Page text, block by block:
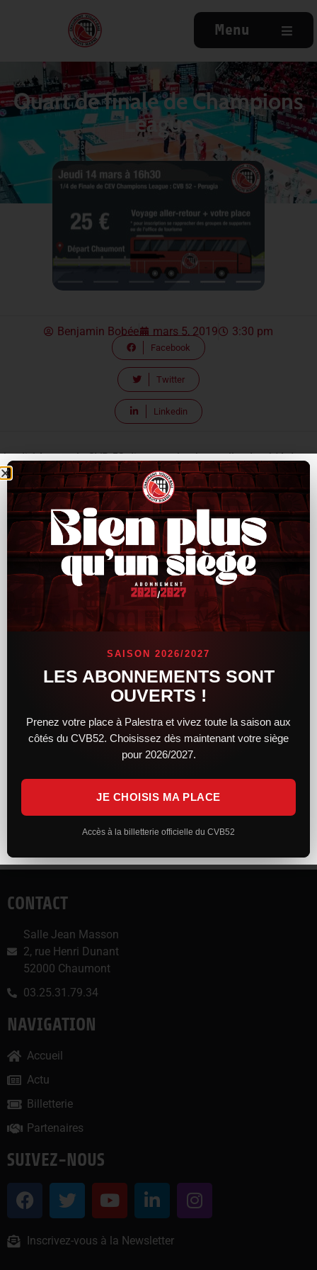
Menu
Quart de finale de Champions
League
Benjamin Bobée mars 5, 2019 3:30 pm
Facebook
Twitter
Linkedin
Jeudi 14 mars, le CVB 52 disputera la phase aller des 1/4 de
finale de la CEV Volleyball Champions League à domicile à
Reims au Complexe René Tys face à Sir Safety Perugia Volley
Club
La billetterie en ligne :https://bit.ly/2GZATeK
Pour cette occasion, le CVB propose une nouvelle fois de vous
emmenez depuis Chaumont ! Pour plus d’informations, se
rapprocher de l’Office de Tourisme Chaumont Destinations ou
des groupe de supporters.
CONTACT
Salle Jean Masson
2, rue Henri Dunant
52000 Chaumont
03.25.31.79.34
NAVIGATION
Accueil
Actu
Billetterie
Partenaires
SUIVEZ-NOUS
Inscrivez-vous à la Newsletter
SAISON 2026/2027
LES ABONNEMENTS SONT
OUVERTS !
Prenez votre place à Palestra et vivez toute la saison aux
côtés du CVB52. Choisissez dès maintenant votre siège
pour 2026/2027.
JE CHOISIS MA PLACE
Accès à la billetterie officielle du CVB52